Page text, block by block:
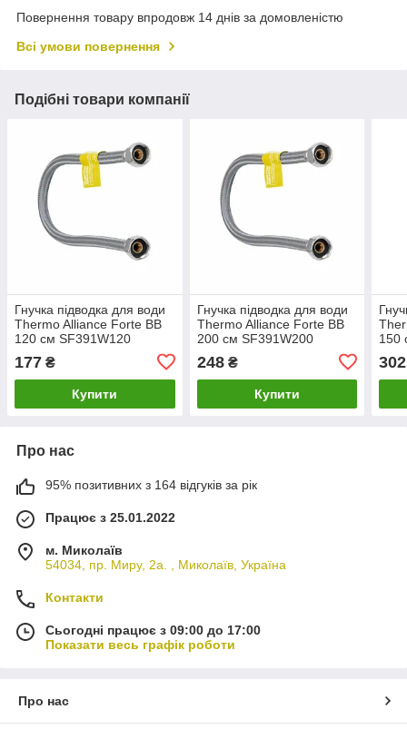
Повернення товару впродовж 14 днів за домовленістю
Всі умови повернення
Подібні товари компанії
Гнучка підводка для води
Thermo Alliance Forte ВВ
120 см SF391W120
177 ₴
Купити
Гнучка підводка для води
Thermo Alliance Forte ВВ
200 см SF391W200
248₴
Купити
150
302
Про нас
95% позитивних з 164 відгуків за рік
Працює з 25.01.2022
м. Миколаїв
54034, пр. Миру, 2а. , Миколаїв, Україна
Контакти
Сьогодні працює з 09:00 до 17:00
Показати весь графік роботи
Про нас